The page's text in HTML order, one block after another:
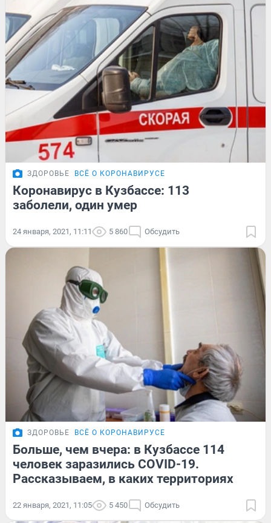
ЗДОРОВЬЕ ВСЁ О КОРОНАВИРУСЕ
Коронавирус в Кузбассе: 113
заболели, один умер
24 января, 2021, 11:11 5 860 Обсудить
ЗДОРОВЬЕ ВСЁ О КОРОНАВИРУСЕ
Больше, чем вчера: в Кузбассе 114
человек заразились COVID-19.
Рассказываем, в каких территориях
22 января, 2021, 11:05 5 450 Обсудить